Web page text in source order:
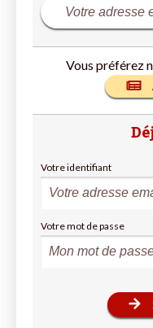
Vous préférez
Votre identifiant
Votre mot de passe